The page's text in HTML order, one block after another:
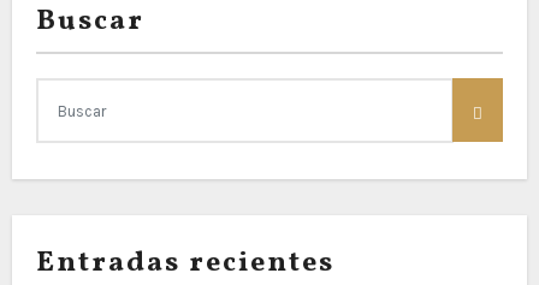
Buscar
Entradas recientes